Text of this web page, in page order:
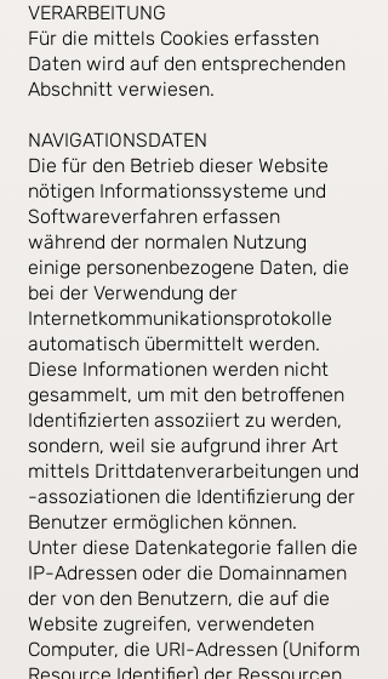
VERARBEITUNG
Für die mittels Cookies erfassten
Daten wird auf den entsprechenden
Abschnitt verwiesen.
NAVIGATIONSDATEN
Die für den Betrieb dieser Website
nötigen Informationssysteme und
Softwareverfahren erfassen
während der normalen Nutzung
einige personenbezogene Daten, die
bei der Verwendung der
Internetkommunikationsprotokolle
automatisch übermittelt werden.
Diese Informationen werden nicht
gesammelt, um mit den betroffenen
Identifizierten assoziiert zu werden,
sondern, weil sie aufgrund ihrer Art
mittels Drittdatenverarbeitungen und
-assoziationen die Identifizierung der
Benutzer ermöglichen können.
Unter diese Datenkategorie fallen die
IP-Adressen oder die Domainnamen
der von den Benutzern, die auf die
Website zugreifen, verwendeten
Computer, die URI-Adressen (Uniform